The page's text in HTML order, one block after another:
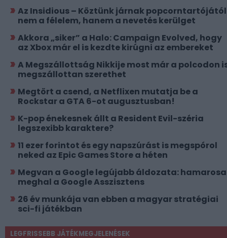
Az Insidious – Köztünk járnak popcorntartójától
nem a félelem, hanem a nevetés kerülget
Akkora „siker” a Halo: Campaign Evolved, hogy
az Xbox már el is kezdte kirúgni az embereket
A Megszállottság Nikkije most már a polcodon
megszállottan szerethet
Megtört a csend, a Netflixen mutatja be a
Rockstar a GTA 6-ot augusztusban!
K-pop énekesnek állt a Resident Evil-széria
legszexibb karaktere?
11 ezer forintot és egy napszúrást is megspórol
neked az Epic Games Store a héten
Megvan a Google legújabb áldozata:
meghal a Google Asszisztens
26 év munkája van ebben a magyar stratégiai
sci-fi játékban
LEGFRISSEBB JÁTÉKMEGJELENÉSEK